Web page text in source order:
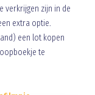
verkrijgen zijn in de
extra optie.
een lot kopen
te